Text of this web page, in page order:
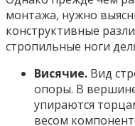
монтажа, нужно
конструктивные
стропильные ноги
Висячие. Вид
опоры. В
упираются
весом